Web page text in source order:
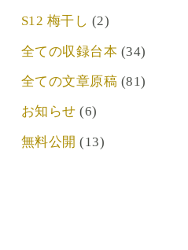
S12 梅干し (2)
全ての収録台本 (34)
全ての文章原稿 (81)
お知らせ (6)
無料公開 (13)